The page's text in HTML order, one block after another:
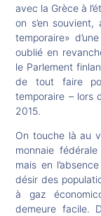
avec la Grèce à
on s’en
temporaire»
oublié en
le Parlement
de tout faire
temporaire – lors
2015.
On touche là au
monnaie
mais en
désir des
à gaz
demeure facile.